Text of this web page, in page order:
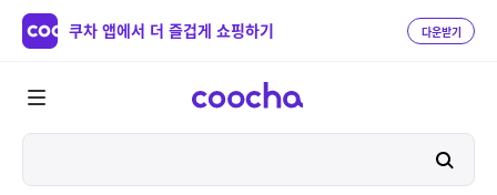
쿠차 앱에서 더 즐겁게 쇼핑하기 다운받기